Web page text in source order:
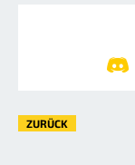
ZURÜCK